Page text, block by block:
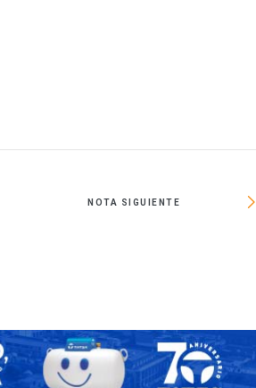
NOTA SIGUIENTE